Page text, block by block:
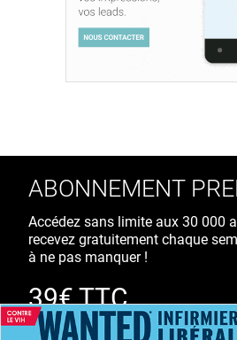
ABONNEMENT
Accédez sans limite aux 30 000
recevez gratuitement chaque
à ne pas manquer !
39€ TTC
/ an